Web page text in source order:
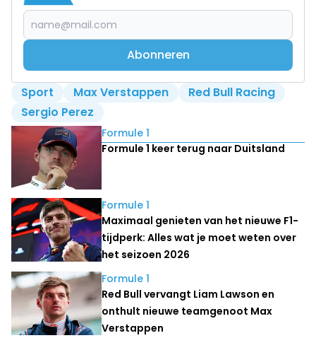
Abonneren
Sport Max Verstappen
Red Bull Racing
Sergio Perez
Lees ook
Formule 1
Formule 1 keer terug naar Duitsland
Formule 1
Maximaal genieten van het nieuwe F1-
tijdperk: Alles wat je moet weten over
het seizoen 2026
Formule 1
Red Bull vervangt Liam Lawson en
onthult nieuwe teamgenoot Max
Verstappen